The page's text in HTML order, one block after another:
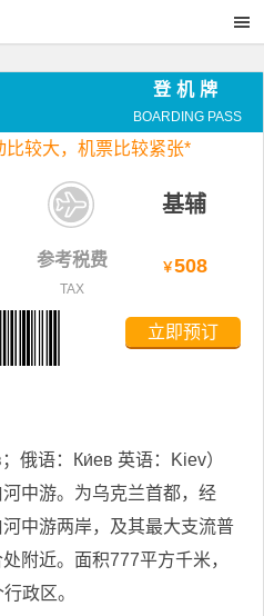
登机牌
BOARDING PASS
较大， 机票比较紧张*
基辅
参考税费
TAX
￥508
立即预订
语：Ки́ев 英语：Kiev）
中游。为乌克兰首都，经
中游两岸，及其最大支流普
附近。面积777平方千米，
政区。